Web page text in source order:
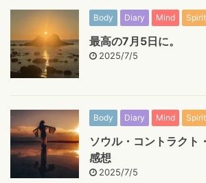
Body Diary Mind Spirit
最高の7月5日に。
2025/7/5
Body Diary Mind Spirit
ソウル・コントラクト
感想
2025/7/5